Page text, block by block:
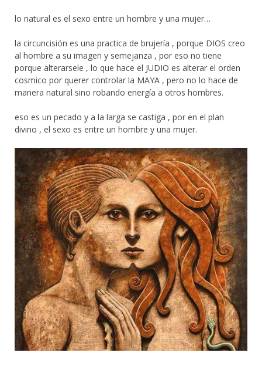
lo natural es el sexo entre un hombre y una mujer…
la circuncisión es una practica de brujería , porque DIOS creo
al hombre a su imagen y semejanza , por eso no tiene
porque alterarsele , lo que hace el JUDIO es alterar el orden
cosmico por querer controlar la MAYA , pero no lo hace de
manera natural sino robando energía a otros hombres.
eso es un pecado y a la larga se castiga , por en el plan
divino , el sexo es entre un hombre y una mujer.